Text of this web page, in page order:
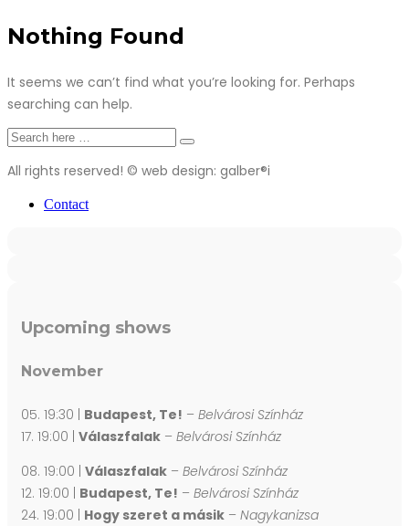
Nothing Found
It seems we can’t find what you’re looking for. Perhaps
searching can help.
All rights reserved! © web design: galber®i
Contact
Upcoming shows
November
05. 19:30 | Budapest, Te! – Belvárosi Színház
17. 19:00 | Válaszfalak – Belvárosi Színház
08. 19:00 | Válaszfalak – Belvárosi Színház
12. 19:00 | Budapest, Te! – Belvárosi Színház
24. 19:00 | Hogy szeret a másik – Nagykanizsa